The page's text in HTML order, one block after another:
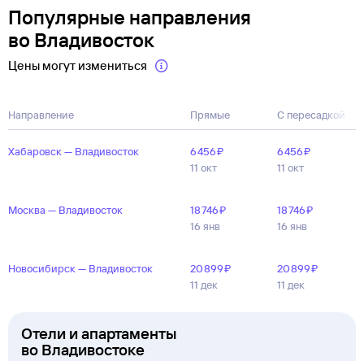
Популярные направления
во Владивосток
Цены могут измениться
Направление Прямые С пересадкой
Хабаровск — Владивосток
6 ⁠456 ⁠₽
11 окт
6 ⁠456 ⁠₽
11 окт
Москва — Владивосток
18 ⁠746 ⁠₽
16 янв
18 ⁠746 ⁠₽
16 янв
Новосибирск — Владивосток
20 ⁠899 ⁠₽
11 дек
20 ⁠899 ⁠₽
11 дек
Отели и апартаменты
во Владивостоке